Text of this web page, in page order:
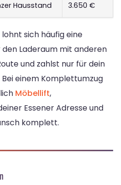
Hausstand
3.650 €
sich häufig eine
den Laderaum mit anderen
und zahlst nur für dein
einem Komplettumzug
Möbellift,
Essener Adresse und
komplett.